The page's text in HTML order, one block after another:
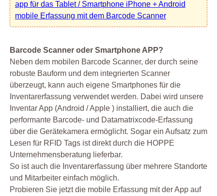
app für das Tablet / Smartphone iPhone + Android
mobile Erfassung mit dem Barcode Scanner
Barcode Scanner oder Smartphone APP?
Neben dem mobilen Barcode Scanner, der durch seine
robuste Bauform und dem integrierten Scanner
überzeugt, kann auch eigene Smartphones für die
Inventarerfassung verwendet werden. Dabei wird unsere
Inventar App (Android / Apple ) installiert, die auch die
performante Barcode- und Datamatrixcode-Erfassung
über die Gerätekamera ermöglicht. Sogar ein Aufsatz zum
Lesen für RFID Tags ist direkt durch die HOPPE
Unternehmensberatung lieferbar.
So ist auch die Inventarerfassung über mehrere Standorte
und Mitarbeiter einfach möglich.
Probieren Sie jetzt die mobile Erfassung mit der App auf